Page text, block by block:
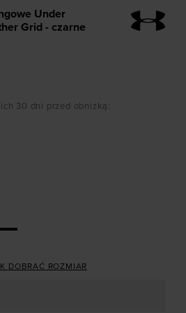
Under
Grid - czarne
30 dni przed obniżką:
DOBRAĆ ROZMIAR